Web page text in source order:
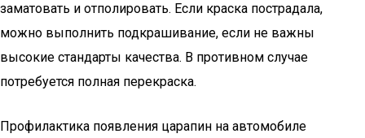
заматовать и отполировать. Если краска пострадала,
можно выполнить подкрашивание, если не важны
высокие стандарты качества. В противном случае
потребуется полная перекраска.
Профилактика появления царапин на автомобиле